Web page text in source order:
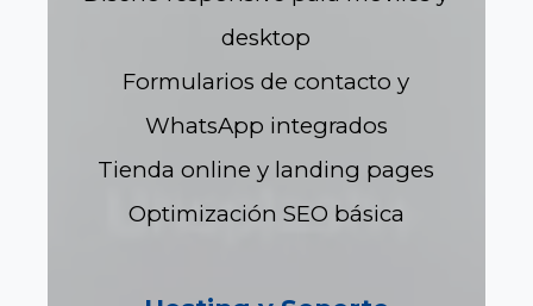
desktop
Formularios de contacto y
WhatsApp integrados
Tienda online y landing pages
Optimización SEO básica